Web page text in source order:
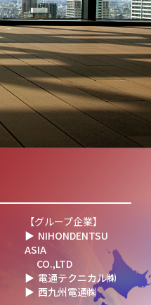
」─ 日本電通株式
式認可
した
を行いました！
グループが
会」に参画
【グループ企業】
▶ NIHONDENTSU
ASIA
CO.,LTD
▶ 電通テクニカル㈱
▶ 西九州電通㈱